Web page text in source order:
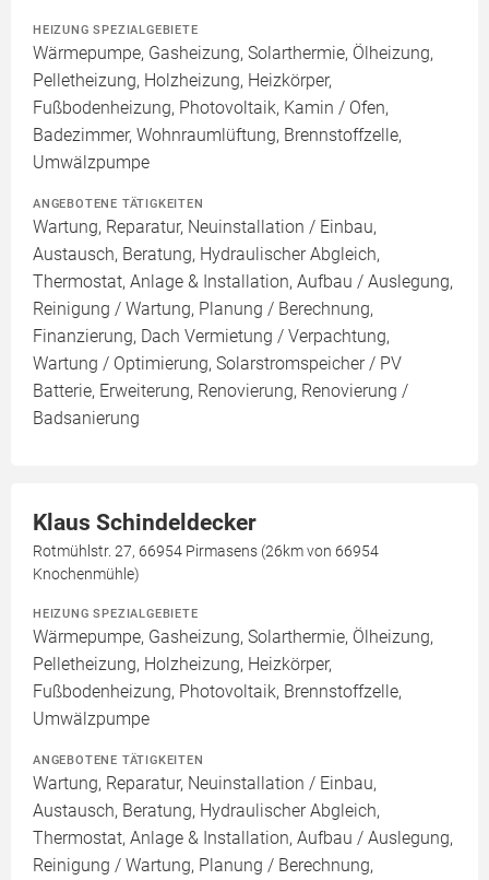
HEIZUNG SPEZIALGEBIETE
Wärmepumpe, Gasheizung, Solarthermie, Ölheizung,
Pelletheizung, Holzheizung, Heizkörper,
Fußbodenheizung, Photovoltaik, Kamin / Ofen,
Badezimmer, Wohnraumlüftung, Brennstoffzelle,
Umwälzpumpe
ANGEBOTENE TÄTIGKEITEN
Wartung, Reparatur, Neuinstallation / Einbau,
Austausch, Beratung, Hydraulischer Abgleich,
Thermostat, Anlage & Installation, Aufbau / Auslegung,
Reinigung / Wartung, Planung / Berechnung,
Finanzierung, Dach Vermietung / Verpachtung,
Wartung / Optimierung, Solarstromspeicher / PV
Batterie, Erweiterung, Renovierung, Renovierung /
Badsanierung
Klaus Schindeldecker
Rotmühlstr. 27, 66954 Pirmasens (26km von 66954
Knochenmühle)
HEIZUNG SPEZIALGEBIETE
Wärmepumpe, Gasheizung, Solarthermie, Ölheizung,
Pelletheizung, Holzheizung, Heizkörper,
Fußbodenheizung, Photovoltaik, Brennstoffzelle,
Umwälzpumpe
ANGEBOTENE TÄTIGKEITEN
Wartung, Reparatur, Neuinstallation / Einbau,
Austausch, Beratung, Hydraulischer Abgleich,
Thermostat, Anlage & Installation, Aufbau / Auslegung,
Reinigung / Wartung, Planung / Berechnung,